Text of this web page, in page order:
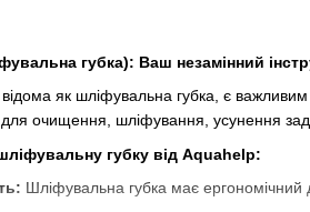
губка): Ваш незамінний
як шліфувальна губка, є
очищення, шліфування, усунення
губку від Aquahelp:
Шліфувальна губка має